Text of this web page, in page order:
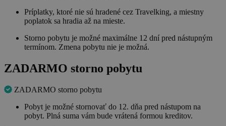
Príplatky, ktoré nie sú hradené cez Travelking, a miestny
poplatok sa hradia až na mieste.
Storno pobytu je možné maximálne 12 dní pred nástupným
termínom. Zmena pobytu nie je možná.
ZADARMO storno pobytu
ZADARMO storno pobytu
Pobyt je možné stornovať do 12. dňa pred nástupom na
pobyt. Plná suma vám bude vrátená formou kreditov.